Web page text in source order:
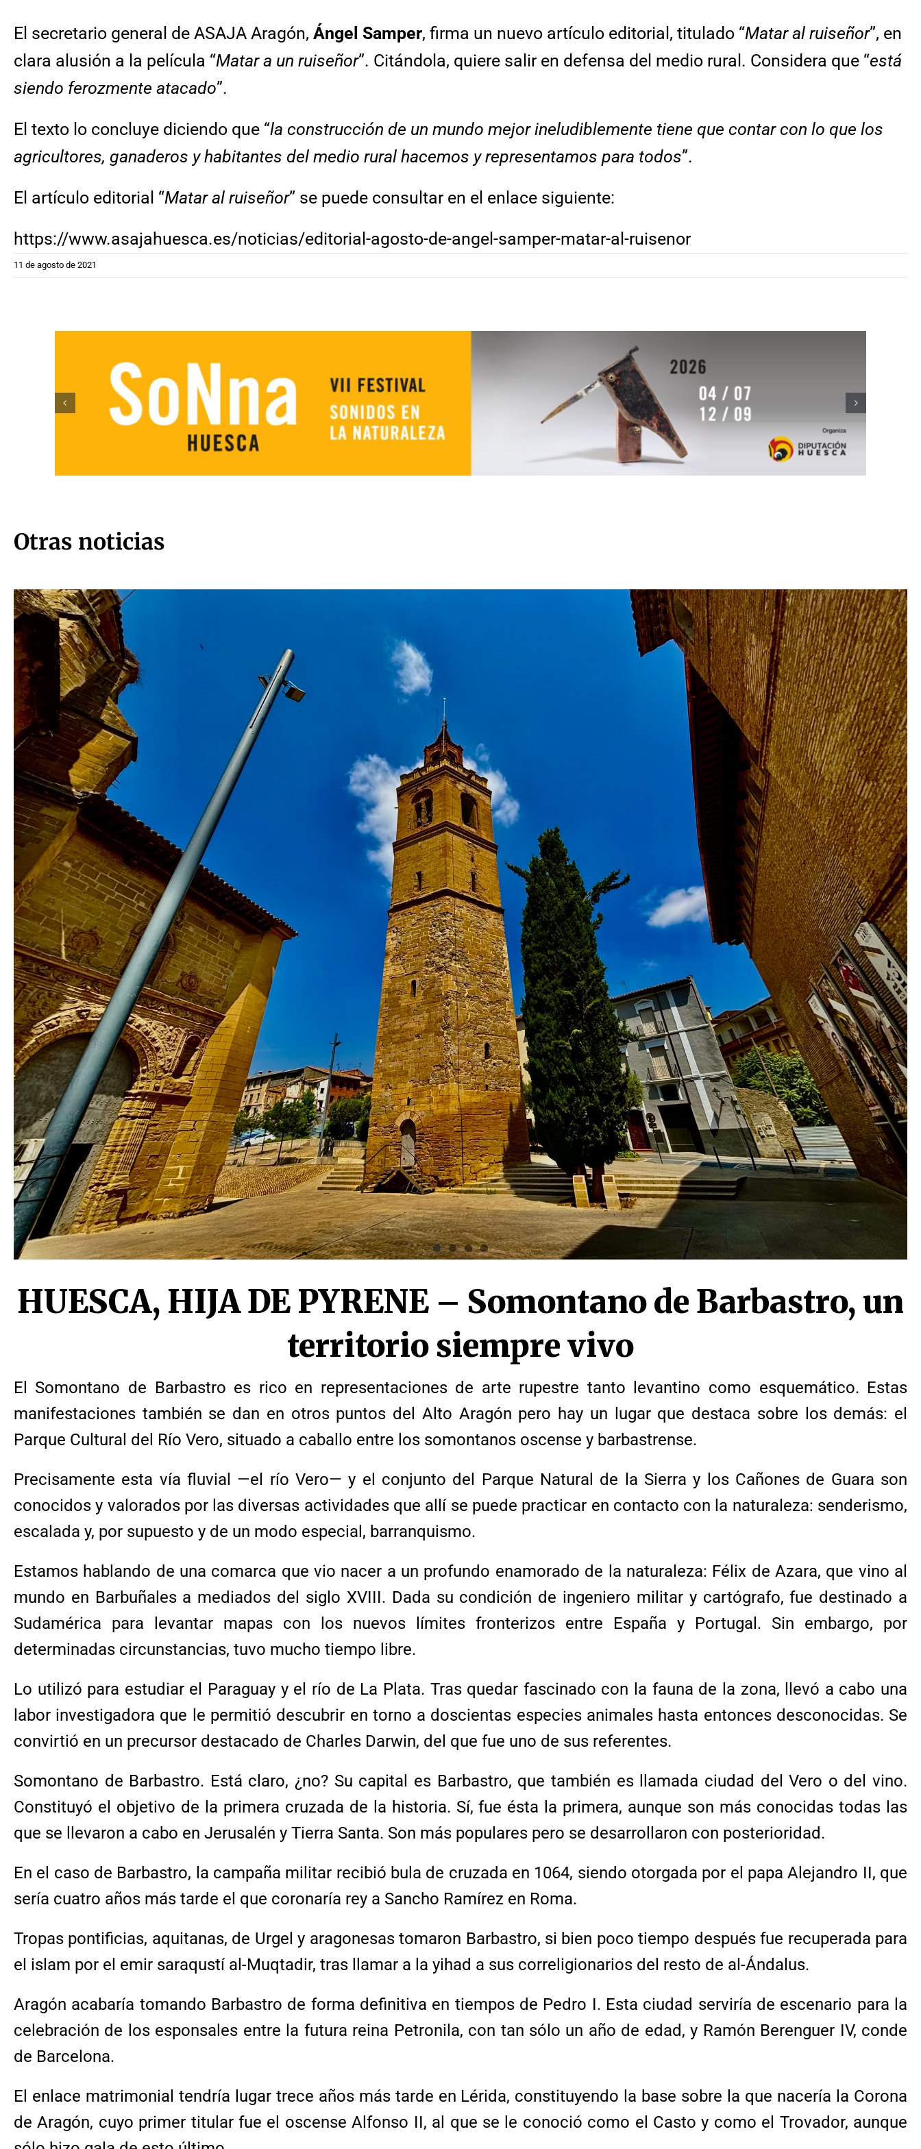
El secretario general de ASAJA Aragón, Ángel Samper, firma un nuevo artículo editorial, titulado “Matar al ruiseñor”, en
clara alusión a la película “Matar a un ruiseñor”. Citándola, quiere salir en defensa del medio rural. Considera que “está
siendo ferozmente atacado”.
El texto lo concluye diciendo que “la construcción de un mundo mejor ineludiblemente tiene que contar con lo que los
agricultores, ganaderos y habitantes del medio rural hacemos y representamos para todos”.
El artículo editorial “Matar al ruiseñor” se puede consultar en el enlace siguiente:
https://www.asajahuesca.es/noticias/editorial-agosto-de-angel-samper-matar-al-ruisenor
11 de agosto de 2021
Otras noticias
HUESCA, HIJA DE PYRENE – Somontano de Barbastro, un
territorio siempre vivo
El Somontano de Barbastro es rico en representaciones de arte rupestre tanto levantino como esquemático. Estas
manifestaciones también se dan en otros puntos del Alto Aragón pero hay un lugar que destaca sobre los demás: el
Parque Cultural del Río Vero, situado a caballo entre los somontanos oscense y barbastrense.
Precisamente esta vía fluvial —el río Vero— y el conjunto del Parque Natural de la Sierra y los Cañones de Guara son
conocidos y valorados por las diversas actividades que allí se puede practicar en contacto con la naturaleza: senderismo,
escalada y, por supuesto y de un modo especial, barranquismo.
Estamos hablando de una comarca que vio nacer a un profundo enamorado de la naturaleza: Félix de Azara, que vino al
mundo en Barbuñales a mediados del siglo XVIII. Dada su condición de ingeniero militar y cartógrafo, fue destinado a
Sudamérica para levantar mapas con los nuevos límites fronterizos entre España y Portugal. Sin embargo, por
determinadas circunstancias, tuvo mucho tiempo libre.
Lo utilizó para estudiar el Paraguay y el río de La Plata. Tras quedar fascinado con la fauna de la zona, llevó a cabo una
labor investigadora que le permitió descubrir en torno a doscientas especies animales hasta entonces desconocidas. Se
convirtió en un precursor destacado de Charles Darwin, del que fue uno de sus referentes.
Somontano de Barbastro. Está claro, ¿no? Su capital es Barbastro, que también es llamada ciudad del Vero o del vino.
Constituyó el objetivo de la primera cruzada de la historia. Sí, fue ésta la primera, aunque son más conocidas todas las
que se llevaron a cabo en Jerusalén y Tierra Santa. Son más populares pero se desarrollaron con posterioridad.
En el caso de Barbastro, la campaña militar recibió bula de cruzada en 1064, siendo otorgada por el papa Alejandro II, que
sería cuatro años más tarde el que coronaría rey a Sancho Ramírez en Roma.
Tropas pontificias, aquitanas, de Urgel y aragonesas tomaron Barbastro, si bien poco tiempo después fue recuperada para
el islam por el emir saraqustí al-Muqtadir, tras llamar a la yihad a sus correligionarios del resto de al-Ándalus.
Aragón acabaría tomando Barbastro de forma definitiva en tiempos de Pedro I. Esta ciudad serviría de escenario para la
celebración de los esponsales entre la futura reina Petronila, con tan sólo un año de edad, y Ramón Berenguer IV, conde
de Barcelona.
El enlace matrimonial tendría lugar trece años más tarde en Lérida, constituyendo la base sobre la que nacería la Corona
de Aragón, cuyo primer titular fue el oscense Alfonso II, al que se le conoció como el Casto y como el Trovador, aunque